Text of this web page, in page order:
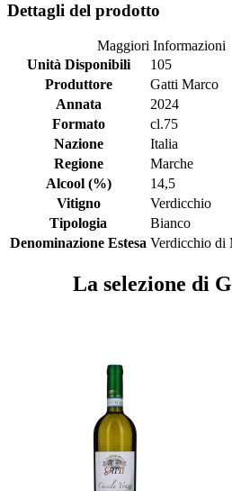
Dettagli del prodotto
Maggiori Informazioni
Unità Disponibili
105
Produttore
Gatti Marco
Annata
2024
Formato
cl.75
Nazione
Italia
Regione
Marche
Alcool (%)
14,5
Vitigno
Verdicchio
Tipologia
Bianco
Denominazione Estesa Verdicchio di
La selezione di